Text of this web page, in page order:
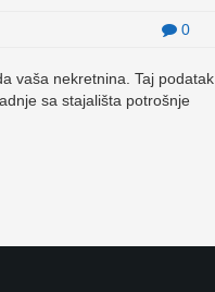
0
vaša nekretnina. Taj podatak
sa stajališta potrošnje